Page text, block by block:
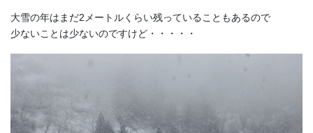
大雪の年はまだ2メートルくらい残っていることもあるので
少ないことは少ないのですけど・・・・・